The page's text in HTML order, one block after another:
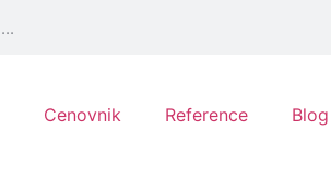
Cenovnik Reference Blog